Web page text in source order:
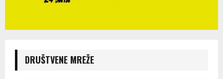
DRUŠTVENE MREŽE